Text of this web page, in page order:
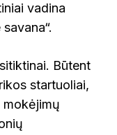
vadina
Būtent
startuoliai,
mokėjimų